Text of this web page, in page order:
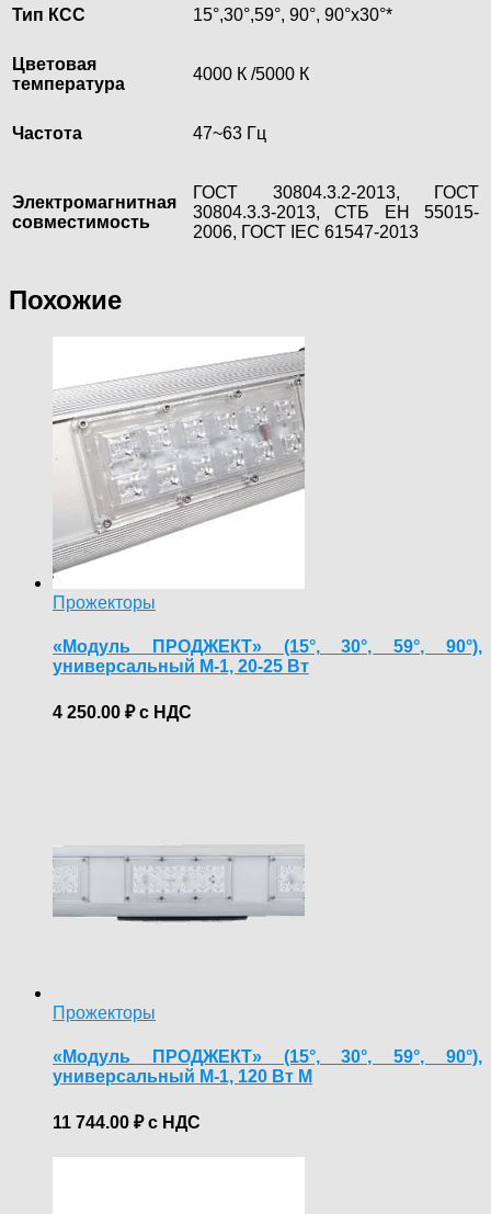
Тип КСС 15°,30°,59°, 90°, 90°х30°*
Цветовая
температура
4000 К /5000 К
Частота 47~63 Гц
Электромагнитная
совместимость
ГОСТ 30804.3.2-2013, ГОСТ
30804.3.3-2013, СТБ ЕН 55015-
2006, ГОСТ IEC 61547-2013
Похожие
Прожекторы
«Модуль ПРОДЖЕКТ» (15°, 30°, 59°, 90°),
универсальный М-1, 20-25 Вт
4 250.00 ₽с НДС
Прожекторы
«Модуль ПРОДЖЕКТ» (15°, 30°, 59°, 90°),
универсальный М-1, 120 Вт M
11 744.00 ₽с НДС